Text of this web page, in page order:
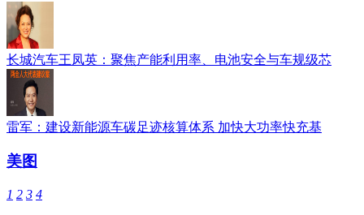
长城汽车王凤英：聚焦产能利用率、电池安全与车规级芯
雷军：建设新能源车碳足迹核算体系 加快大功率快充基
美图
1 2 3 4